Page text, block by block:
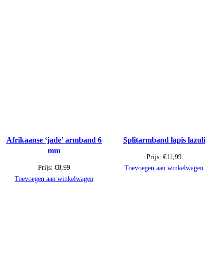
Afrikaanse ‘jade’ armband 6
mm
Prijs: €8,99
Toevoegen aan winkelwagen
Splitarmband lapis lazuli
Prijs: €11,99
Toevoegen aan winkelwagen